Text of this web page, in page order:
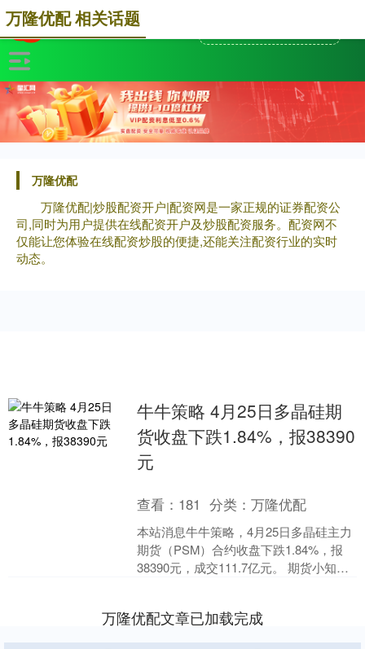
万隆优配
万隆优配|炒股配资开户|配资网是一家正规的证券配资公
司,同时为用户提供在线配资开户及炒股配资服务。配资网不
仅能让您体验在线配资炒股的便捷,还能关注配资行业的实时
动态。
万隆优配 相关话题
牛牛策略 4月25日多晶硅期
货收盘下跌1.84%，报38390
元
查看： 181 分类：万隆优配
本站消息牛牛策略，4月25日多晶硅主力
期货（PSM）合约收盘下跌1.84%，报
38390元，成交111.7亿元。 期货小知
万隆优配文章已加载完成